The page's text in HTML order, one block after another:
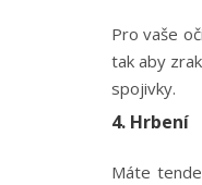
Pro vaše
tak aby
spojivky.
4. Hrbení
Máte